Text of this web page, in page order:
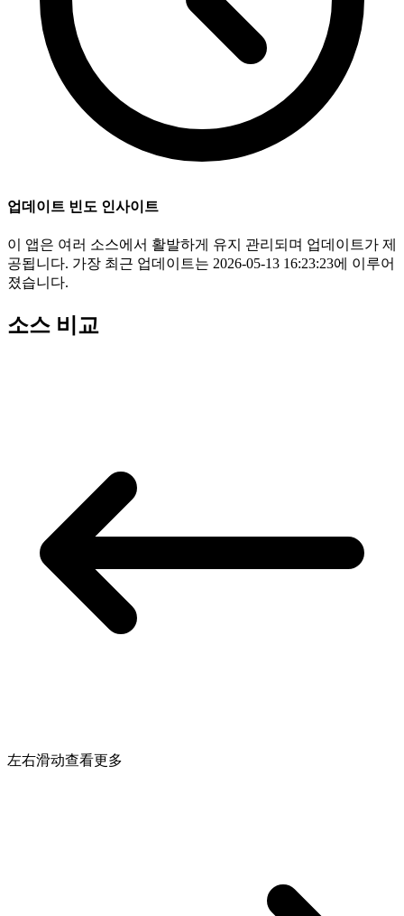
업데이트 빈도 인사이트
이 앱은 여러 소스에서 활발하게 유지 관리되며 업데이트가 제
공됩니다. 가장 최근 업데이트는 2026-05-13 16:23:23에 이루어
졌습니다.
소스 비교
左右滑动查看更多